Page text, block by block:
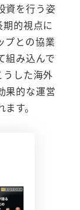
資を行う姿
期的視点に
プとの協業
組み込んで
うした海外
果的な運営
す。